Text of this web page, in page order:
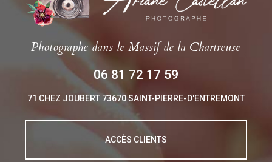
Photographedans le Massif de la Chartreuse
06 81 72 17 59
71 CHEZ JOUBERT 73670 SAINT-PIERRE-D'ENTREMONT
ACCÈS CLIENTS